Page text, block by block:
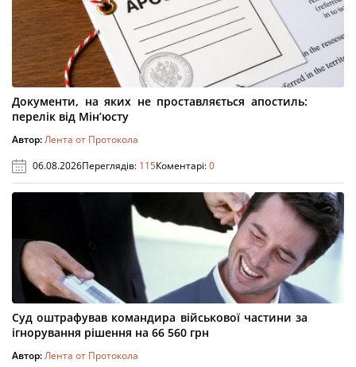
Документи, на яких не проставляється апостиль:
перелік від Мін’юсту
Автор:Лента от Протокола
06.08.2026Переглядів: 115Коментарі:0
Суд оштрафував командира військової частини за
ігнорування рішення на 66 560 грн
Автор:Лента от Протокола